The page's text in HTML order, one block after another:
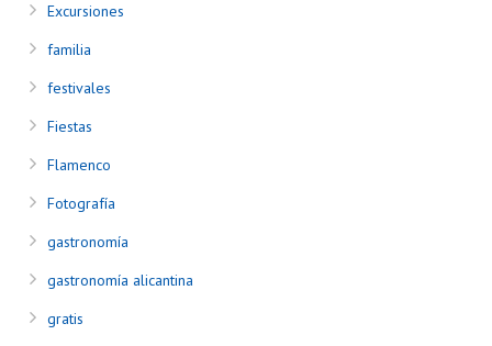
Excursiones
familia
festivales
Fiestas
Flamenco
Fotografía
gastronomía
gastronomía alicantina
gratis